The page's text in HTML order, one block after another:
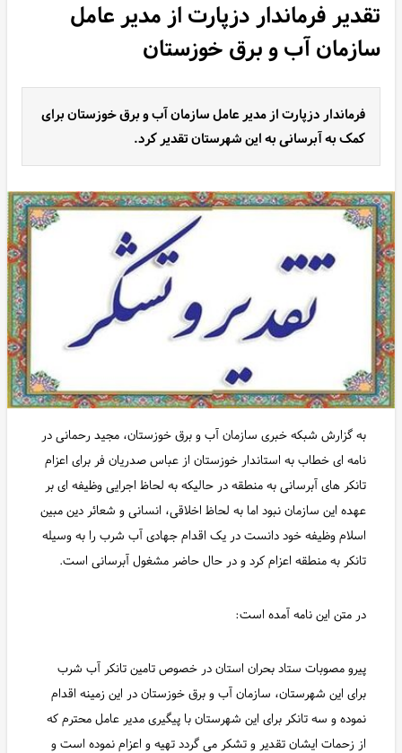
تقدیر فرماندار دزپارت از مدیر عامل
سازمان آب و برق خوزستان
فرماندار دزپارت از مدیر عامل سازمان آب و برق خوزستان برای
کمک به آبرسانی به این شهرستان تقدیر کرد.
به گزارش شبکه خبری سازمان آب و برق خوزستان، مجید رحمانی در
نامه ای خطاب به استاندار خوزستان از عباس صدریان فر برای اعزام
تانکر های آبرسانی به منطقه در حالیکه به لحاظ اجرایی وظیفه ای بر
عهده این سازمان نبود اما به لحاظ اخلاقی، انسانی و شعائر دین مبین
اسلام وظیفه خود دانست در یک اقدام جهادی آب شرب را به وسیله
تانکر به منطقه اعزام کرد و در حال حاضر مشغول آبرسانی است.
در متن این نامه آمده است:
پیرو مصوبات ستاد بحران استان در خصوص تامین تانکر آب شرب
برای این شهرستان، سازمان آب و برق خوزستان در این زمینه اقدام
نموده و سه تانکر برای این شهرستان با پیگیری مدیر عامل محترم که
از زحمات ایشان تقدیر و تشکر می گردد تهیه و اعزام نموده است و